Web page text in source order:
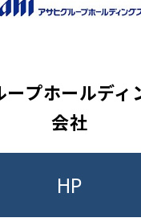
企業取材レポート
ープホールディ
会社
HP